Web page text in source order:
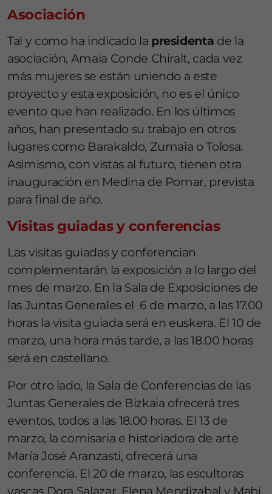
Asociación
Tal y como ha indicado la presidenta de la
asociación, Amaia Conde Chiralt, cada vez
más mujeres se están uniendo a este
proyecto y esta exposición, no es el único
evento que han realizado. En los últimos
años, han presentado su trabajo en otros
lugares como Barakaldo, Zumaia o Tolosa.
Asimismo, con vistas al futuro, tienen otra
inauguración en Medina de Pomar, prevista
para final de año.
Visitas guiadas y conferencias
Las visitas guiadas y conferencian
complementarán la exposición a lo largo del
mes de marzo. En la Sala de Exposiciones de
las Juntas Generales el 6 de marzo, a las 17.00
horas la visita guiada será en euskera. El 10 de
marzo, una hora más tarde, a las 18.00 horas
será en castellano.
Por otro lado, la Sala de Conferencias de las
Juntas Generales de Bizkaia ofrecerá tres
eventos, todos a las 18.00 horas. El 13 de
marzo, la comisaria e historiadora de arte
María José Aranzasti, ofrecerá una
conferencia. El 20 de marzo, las escultoras